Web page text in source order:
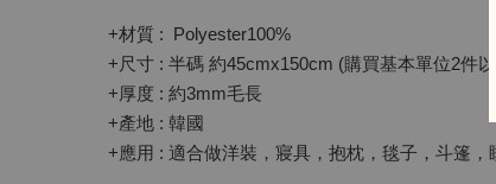
+材質 : Polyester100%
+尺寸 : 半碼 約45cmx150cm (購買基本單位2件
+厚度 : 約3mm毛長
+產地 : 韓國
+應用 : 適合做洋裝，寢具，抱枕，毯子，斗篷，